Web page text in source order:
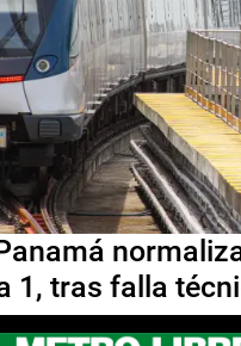
1, tras falla